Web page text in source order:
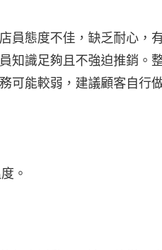
員態度不佳，缺乏耐心，
知識足夠且不強迫推銷。
可能較弱，建議顧客自行
。